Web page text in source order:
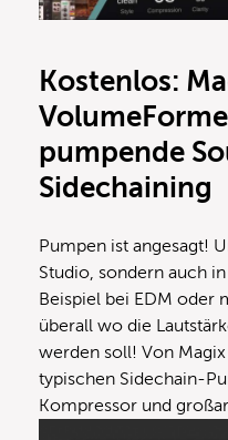
Kostenlos:
pumpende
Sidechaining
Pumpen ist angesagt!
Studio, sondern auch
Beispiel bei EDM
überall wo die
werden soll! Von
typischen Sidechain-
Kompressor und